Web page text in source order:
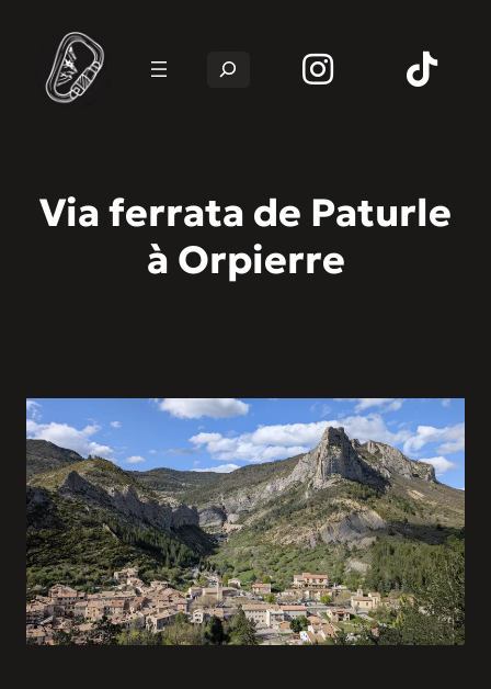
Rechercher
Via ferrata de Paturle
à Orpierre